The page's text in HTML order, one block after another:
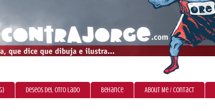
Deseos del otro lado Behance About Me / Contact